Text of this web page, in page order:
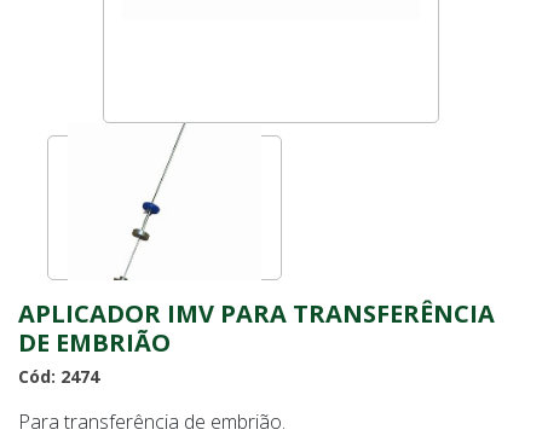
APLICADOR IMV PARA TRANSFERÊNCIA
DE EMBRIÃO
Cód: 2474
Para transferência de embrião.